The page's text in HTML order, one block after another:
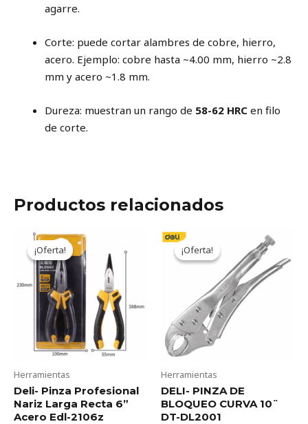
agarre.
Corte: puede cortar alambres de cobre, hierro,
acero. Ejemplo: cobre hasta ~4.00 mm, hierro ~2.8
mm y acero ~1.8 mm.
Dureza: muestran un rango de 58-62 HRC en filo
de corte.
Productos relacionados
¡Oferta!
¡Oferta!
Herramientas
Deli- Pinza Profesional
Nariz Larga Recta 6”
Acero Edl-2106z
Original
price
was:
8.703ARS.
is:
7.192ARS.
¡Oferta!
¡Oferta!
Herramientas
DELI- PINZA DE
BLOQUEO CURVA 10¨
DT-DL2001
was:
13.500ARS.
price
is: